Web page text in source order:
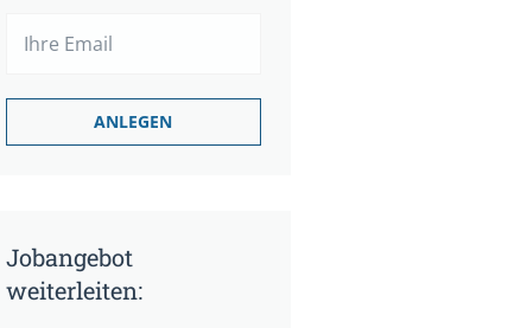
Jobangebot
weiterleiten: